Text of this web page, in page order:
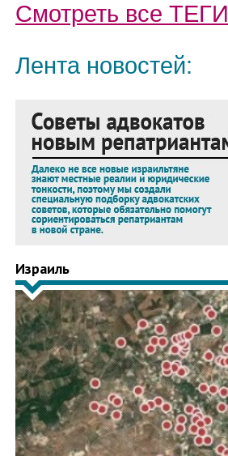
Смотреть все ТЕГИ
Лента новостей:
Израиль